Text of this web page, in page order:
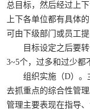
总目标，然后经过上
上下各单位都有具体
可由下级部门或员工
目标设定之后要
3~5个，过多和过少都
组织实施（D）。
去抓重点的综合性管
管理主要表现在指导